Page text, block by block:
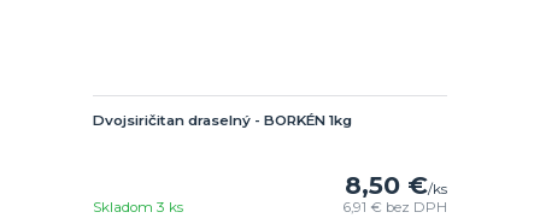
Dvojsiričitan draselný - BORKÉN 1kg
8,50 €/ks
6,91 € bez DPH
Skladom 3 ks